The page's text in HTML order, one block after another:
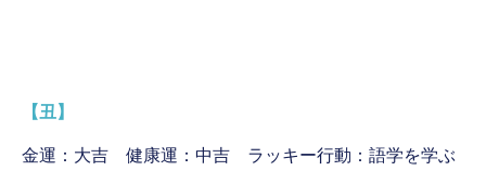
【丑】
金運：大吉 健康運：中吉 ラッキー行動：語学を学ぶ